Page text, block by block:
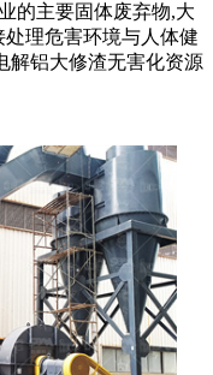
的主要固体废弃物,大
理危害环境与人体健
解铝大修渣无害化资源